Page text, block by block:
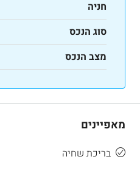
חניה
סוג הנכס
מצב הנכס
מאפיינים
בריכת שחיה